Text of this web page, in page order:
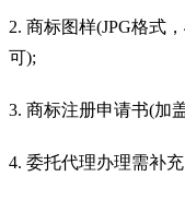
2. 商标图样(JPG格式
可);
3. 商标注册申请书(加
4. 委托代理办理需补